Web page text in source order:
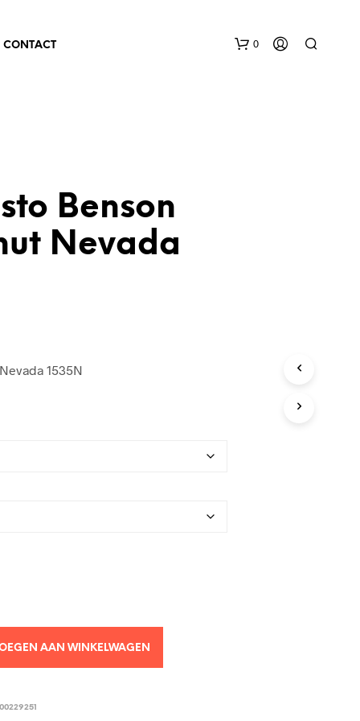
CONTACT 0
Benson
Nevada
1535N
AAN WINKELWAGEN